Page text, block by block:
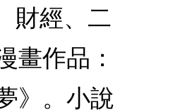
財經、二
畫作品：
》。小說